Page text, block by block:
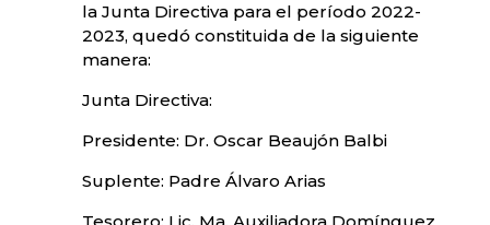
la Junta Directiva para el período 2022-
2023, quedó constituida de la siguiente
manera:
Junta Directiva:
Presidente: Dr. Oscar Beaujón Balbi
Suplente: Padre Álvaro Arias